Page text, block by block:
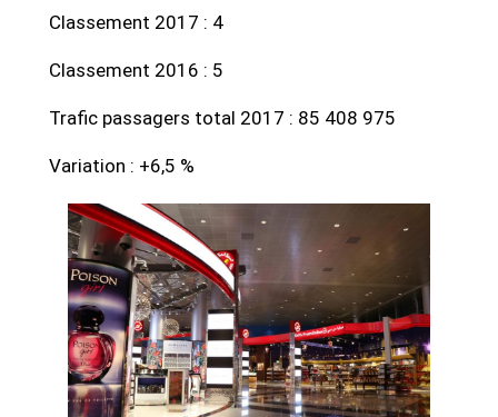
Classement 2017 : 4
Classement 2016 : 5
Trafic passagers total 2017 : 85 408 975
Variation : +6,5 %